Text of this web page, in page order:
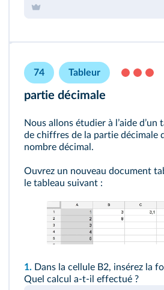
74 Tableur
partie décimale
Nous allons étudier à lʼaide dʼun
de chiffres de la partie décimale
nombre décimal.
Ouvrez un nouveau document
le tableau suivant :
1. Dans la cellule B2, insérez la
Quel calcul a-t-il effectué ?